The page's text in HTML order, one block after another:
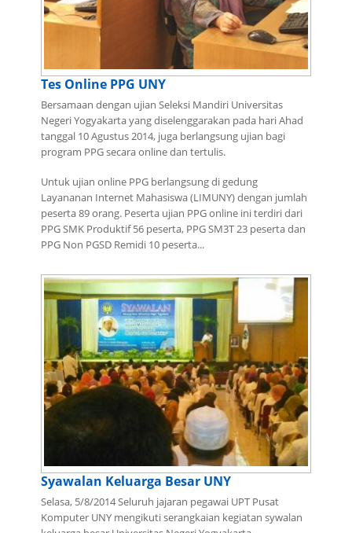
Tes Online PPG UNY
Bersamaan dengan ujian Seleksi Mandiri Universitas
Negeri Yogyakarta yang diselenggarakan pada hari Ahad
tanggal 10 Agustus 2014, juga berlangsung ujian bagi
program PPG secara online dan tertulis.
Untuk ujian online PPG berlangsung di gedung
Layananan Internet Mahasiswa (LIMUNY) dengan jumlah
peserta 89 orang. Peserta ujian PPG online ini terdiri dari
PPG SMK Produktif 56 peserta, PPG SM3T 23 peserta dan
PPG Non PGSD Remidi 10 peserta...
Syawalan Keluarga Besar UNY
Selasa, 5/8/2014 Seluruh jajaran pegawai UPT Pusat
Komputer UNY mengikuti serangkaian kegiatan sywalan